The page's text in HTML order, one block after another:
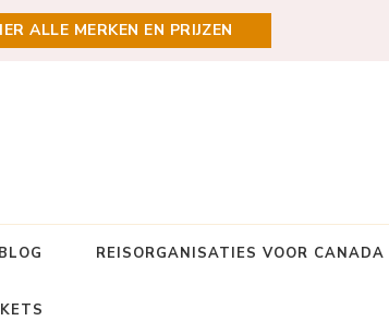
ALLE MERKEN EN PRIJZEN
BLOG REISORGANISATIES VOOR CANADA